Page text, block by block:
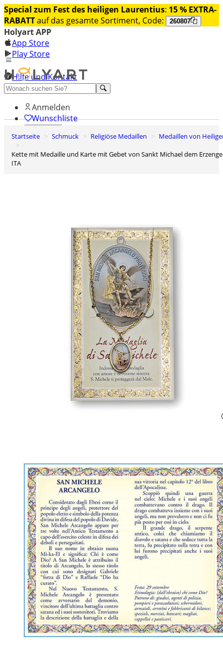
Special zum Fest des heiligen Laurentius: 15 % EXTRA-
RABATTauf das gesamte Sortiment, Code: 260807
Holyart APP
App Store
Play Store
Hilfe und Kontakt
Entdecken Sie Premium
Anmelden
Wunschliste
0
Startseite Schmuck Religiöse Medaillen
Medaillen von
Kette mit Medaille und Karte mit Gebet von Sankt Michael dem Erzengel
ITA